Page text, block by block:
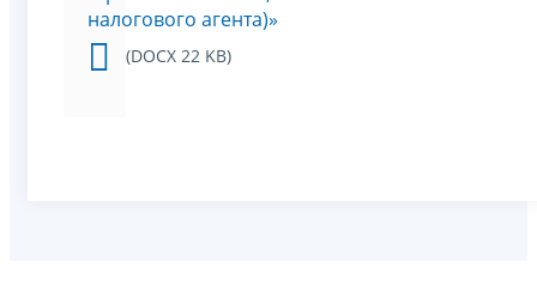
налогового агента)»
(DOCX 22 KB)